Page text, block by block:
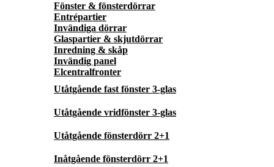
Fönster & fönsterdörrar
Entrépartier
Invändiga dörrar
Glaspartier & skjutdörrar
Inredning & skåp
Invändig panel
Elcentralfronter
Utåtgående fast fönster 3-glas
Utåtgående vridfönster 3-glas
Utåtgående fönsterdörr 2+1
Inåtgående fönsterdörr 2+1